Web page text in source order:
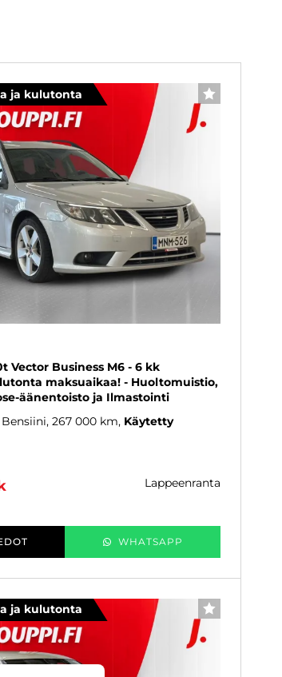
ja kulutonta SUOSIKKI
Vector Business M6 - 6 kk
maksuaikaa! - Huoltomuistio,
äänentoisto ja Ilmastointi
267 000 km Käytetty
lappeenranta
WHATSAPP
ja kulutonta SUOSIKKI